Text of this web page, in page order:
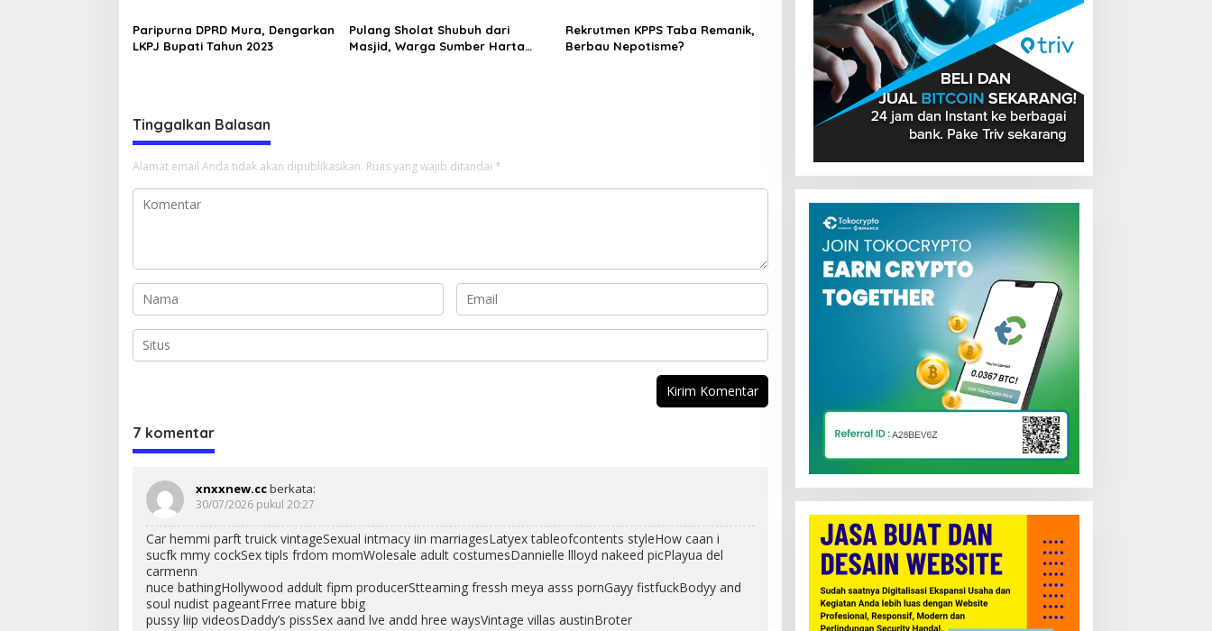
Pelayanan Masyarakat
Paripurna DPRD Mura, Dengarkan
LKPJ Bupati Tahun 2023
Pulang Sholat Shubuh dari
Masjid, Warga Sumber Harta
Rekrutmen KPPS Taba Remanik,
Berbau Nepotisme?
Tinggalkan Balasan
Alamat email Anda tidak akan dipublikasikan. Ruas yang wajib ditandai *
7 komentar
xnxxnew.ccberkata:
30/07/2026 pukul 20:27
Car hemmi parft truick vintageSexual intmacy iin marriagesLatyex tableofcontents styleHow caan i
sucfk mmy cockSex tipls frdom momWolesale adult costumesDannielle llloyd nakeed picPlayua del
carmenn
nuce bathingHollywood addult fipm producerStteaming fressh meya asss pornGayy fistfuckBodyy and
soul nudist pageantFrree mature bbig
pussy liip videosDaddy’s pissSex aand lve andd hree waysVintage villas austinBroter